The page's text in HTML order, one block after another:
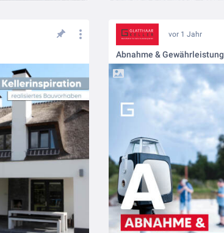
vor 1 Jahr
Abnahme & Gewährleistung